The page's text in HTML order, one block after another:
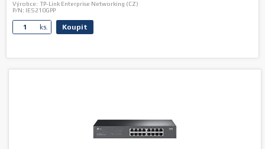
Výrobce: TP-Link Enterprise Networking (CZ)
P/N: IES210GPP
ks. Koupit